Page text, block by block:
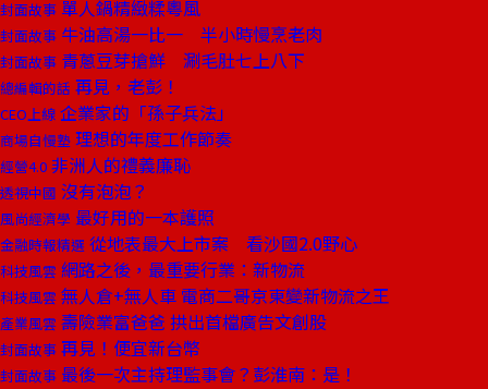
封面故事 單人鍋精緻糅粵風
封面故事 牛油高湯一比一 半小時慢烹老肉
封面故事 青蔥豆芽搶鮮 涮毛肚七上八下
總編輯的話 再見，老彭！
CEO上線 企業家的「孫子兵法」
商場自慢塾 理想的年度工作節奏
經營4.0 非洲人的禮義廉恥
透視中國 沒有泡泡？
風尚經濟學 最好用的一本護照
金融時報精選 從地表最大上市案 看沙國2.0野心
科技風雲 網路之後，最重要行業：新物流
科技風雲 無人倉+無人車 電商二哥京東變新物流之王
產業風雲 壽險業富爸爸 拱出首檔廣告文創股
封面故事 再見！便宜新台幣
封面故事 最後一次主持理監事會？彭淮南：是！